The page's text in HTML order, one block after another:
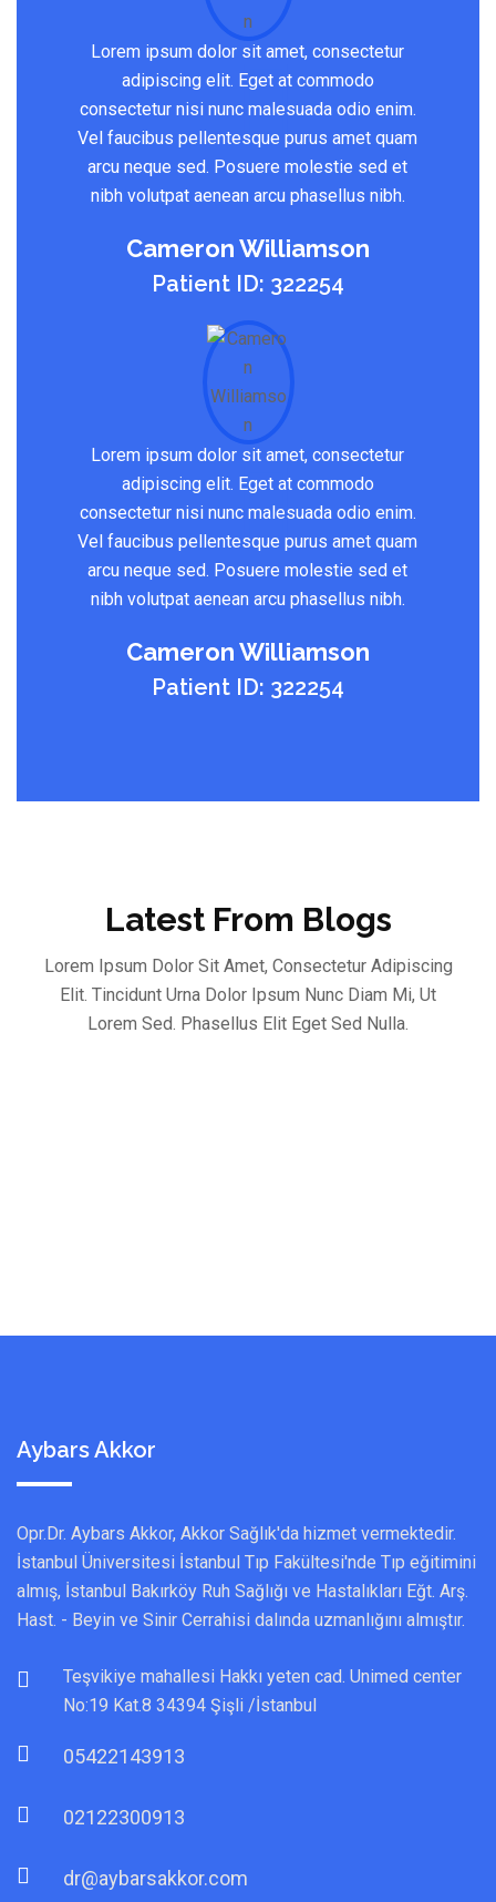
Lorem ipsum dolor sit amet, consectetur
adipiscing elit. Eget at commodo
consectetur nisi nunc malesuada odio enim.
Vel faucibus pellentesque purus amet quam
arcu neque sed. Posuere molestie sed et
nibh volutpat aenean arcu phasellus nibh.
Cameron Williamson
Patient ID: 322254
Lorem ipsum dolor sit amet, consectetur
adipiscing elit. Eget at commodo
consectetur nisi nunc malesuada odio enim.
Vel faucibus pellentesque purus amet quam
arcu neque sed. Posuere molestie sed et
nibh volutpat aenean arcu phasellus nibh.
Cameron Williamson
Patient ID: 322254
Latest From Blogs
Lorem Ipsum Dolor Sit Amet, Consectetur Adipiscing
Elit. Tincidunt Urna Dolor Ipsum Nunc Diam Mi, Ut
Lorem Sed. Phasellus Elit Eget Sed Nulla.
Aybars Akkor
Opr.Dr. Aybars Akkor, Akkor Sağlık'da hizmet vermektedir.
İstanbul Üniversitesi İstanbul Tıp Fakültesi'nde Tıp eğitimini
almış, İstanbul Bakırköy Ruh Sağlığı ve Hastalıkları Eğt. Arş.
Hast. - Beyin ve Sinir Cerrahisi dalında uzmanlığını almıştır.
Teşvikiye mahallesi Hakkı yeten cad. Unimed center
No:19 Kat.8 34394 Şişli /İstanbul
05422143913
02122300913
dr@aybarsakkor.com